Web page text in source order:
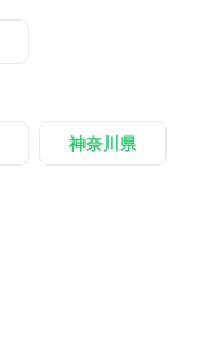
神奈川県